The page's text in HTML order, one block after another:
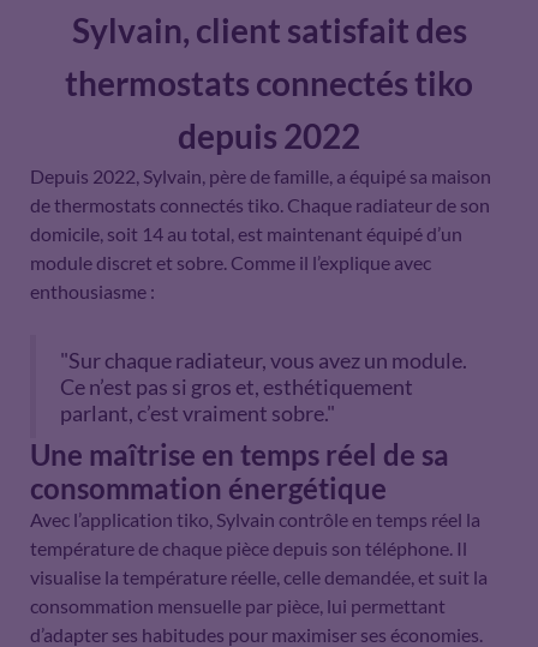
Sylvain, client satisfait des
thermostats connectés tiko
depuis 2022
Depuis 2022, Sylvain, père de famille, a équipé sa maison
de thermostats connectés tiko. Chaque radiateur de son
domicile, soit 14 au total, est maintenant équipé d’un
module discret et sobre. Comme il l’explique avec
enthousiasme :
"Sur chaque radiateur, vous avez un module.
Ce n’est pas si gros et, esthétiquement
parlant, c’est vraiment sobre."
Une maîtrise en temps réel de sa
consommation énergétique
Avec l’application tiko, Sylvain contrôle en temps réel la
température de chaque pièce depuis son téléphone. Il
visualise la température réelle, celle demandée, et suit la
consommation mensuelle par pièce, lui permettant
d’adapter ses habitudes pour maximiser ses économies.